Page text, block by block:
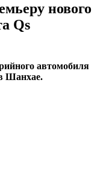
нового
Qs
автомобиля
Шанхае.